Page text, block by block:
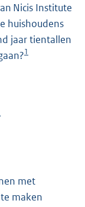
Nicis Institute
huishoudens
jaar tientallen
1
met
maken